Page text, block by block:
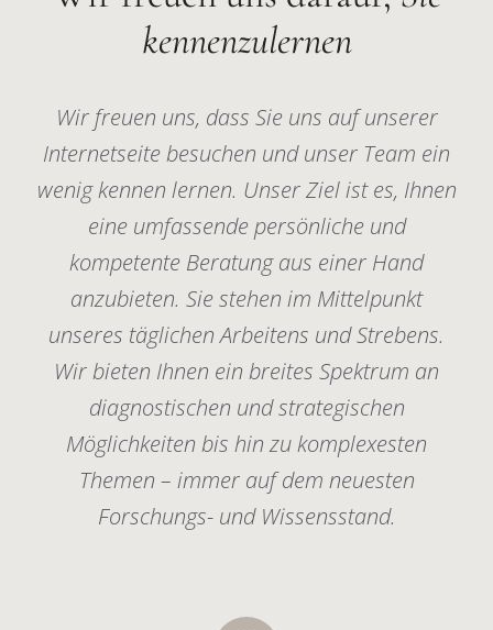
kennenzulernen
Wir freuen uns, dass Sie uns auf unserer
Internetseite besuchen und unser Team ein
wenig kennen lernen. Unser Ziel ist es, Ihnen
eine umfassende persönliche und
kompetente Beratung aus einer Hand
anzubieten. Sie stehen im Mittelpunkt
unseres täglichen Arbeitens und Strebens.
Wir bieten Ihnen ein breites Spektrum an
diagnostischen und strategischen
Möglichkeiten bis hin zu komplexesten
Themen – immer auf dem neuesten
Forschungs- und Wissensstand.